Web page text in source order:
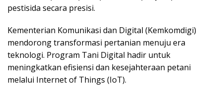
pestisida secara presisi.
Kementerian Komunikasi dan Digital (Kemkomdigi)
mendorong transformasi pertanian menuju era
teknologi. Program Tani Digital hadir untuk
meningkatkan efisiensi dan kesejahteraan petani
melalui Internet of Things (IoT).